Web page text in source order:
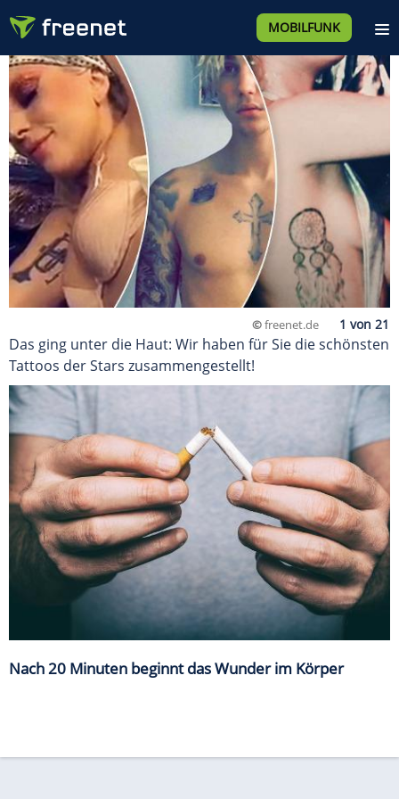
MOBILFUNK
©freenet.de
Das ging unter die Haut: Wir haben für Sie die schönsten
Tattoos der Stars zusammengestellt!
Nach 20 Minuten beginnt das Wunder im Körper